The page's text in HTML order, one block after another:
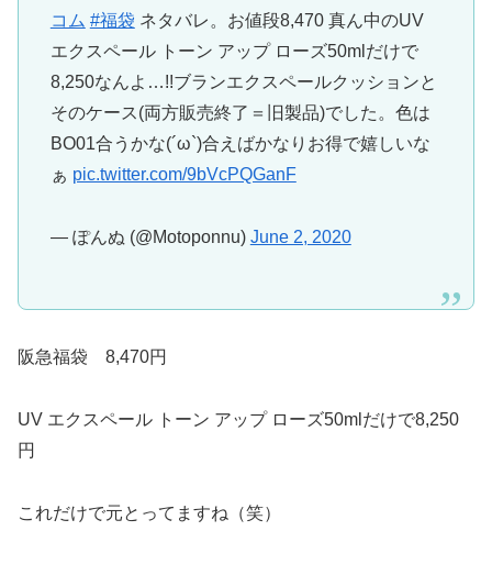
コム #福袋 ネタバレ。お値段8,470 真ん中のUV
エクスペール トーン アップ ローズ50mlだけで
8,250なんよ…!!ブランエクスペールクッションと
そのケース(両方販売終了＝旧製品)でした。色は
BO01合うかな(´ω`)合えばかなりお得で嬉しいな
ぁ pic.twitter.com/9bVcPQGanF
— ぽんぬ (@Motoponnu) June 2, 2020
阪急福袋 8,470円
UV エクスペール トーン アップ ローズ50mlだけで8,250
円
これだけで元とってますね（笑）